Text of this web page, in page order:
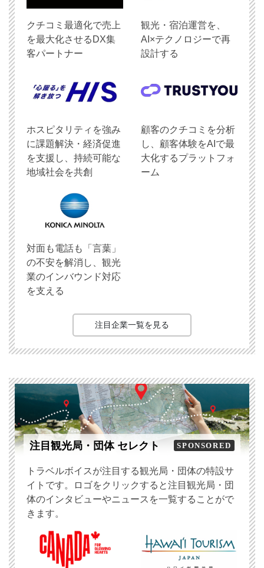
クチコミ最適化で売上
を最大化させるDX集
客パートナー
観光・宿泊運営を、
AI×テクノロジーで再
設計する
ホスピタリティを強み
に課題解決・経済促進
を支援し、持続可能な
地域社会を共創
顧客のクチコミを分析
し、顧客体験をAIで最
大化するプラットフォ
ーム
対面も電話も「言葉」
の不安を解消し、観光
業のインバウンド対応
を支える
注目企業一覧を見る
注目観光局・団体 セレクト SPONSORED
トラベルボイスが注目する観光局・団体の特設サ
イトです。ロゴをクリックすると注目観光局・団
体のインタビューやニュースを一覧することがで
きます。